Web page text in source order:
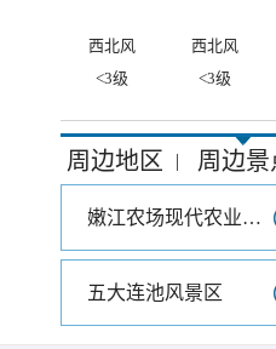
西北风 西北风
<3级
<3级
周边地区 | 周边景
嫩江农场现代农业观光区
五大连池风景区